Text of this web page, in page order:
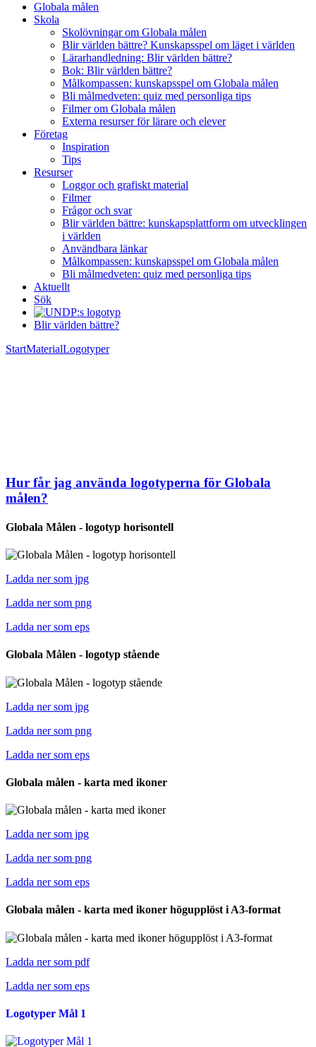
Globala målen
Skola
Skolövningar om Globala målen
Blir världen bättre? Kunskapsspel om läget i världen
Lärarhandledning: Blir världen bättre?
Bok: Blir världen bättre?
Målkompassen: kunskapsspel om Globala målen
Bli målmedveten: quiz med personliga tips
Filmer om Globala målen
Externa resurser för lärare och elever
Företag
Inspiration
Tips
Resurser
Loggor och grafiskt material
Filmer
Frågor och svar
Blir världen bättre: kunskapsplattform om utvecklingen
i världen
Användbara länkar
Målkompassen: kunskapsspel om Globala målen
Bli målmedveten: quiz med personliga tips
Aktuellt
Sök
Blir världen bättre?
StartMaterialLogotyper
Hur får jag använda logotyperna för Globala
målen?
Globala Målen - logotyp horisontell
Ladda ner som jpg
Ladda ner som png
Ladda ner som eps
Globala Målen - logotyp stående
Ladda ner som jpg
Ladda ner som png
Ladda ner som eps
Globala målen - karta med ikoner
Ladda ner som jpg
Ladda ner som png
Ladda ner som eps
Globala målen - karta med ikoner högupplöst i A3-format
Ladda ner som pdf
Ladda ner som eps
Logotyper Mål 1